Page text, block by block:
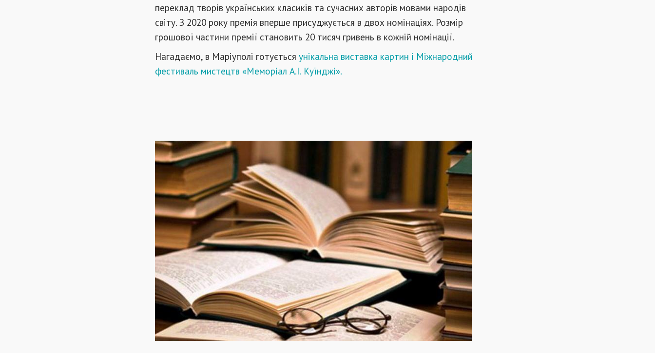
переклад творів українських класиків та сучасних авторів мовами народів
світу. З 2020 року премія вперше присуджується в двох номінаціях. Розмір
грошової частини премії становить 20 тисяч гривень в кожній номінації.
Нагадаємо, в Маріуполі готується унікальна виставка картин і Міжнародний
фестиваль мистецтв «Меморіал А.І. Куїнджі».